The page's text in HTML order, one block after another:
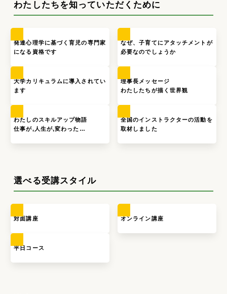
わたしたちを知っていただくために
発達心理学に基づく育児の専門家
になる資格です
なぜ、子育てにアタッチメントが
必要なのでしょうか
大学カリキュラムに導入されてい
ます
理事長メッセージ
わたしたちが描く世界観
わたしのスキルアップ物語
仕事が,人生が,変わった…
全国のインストラクターの活動を
取材しました
選べる受講スタイル
対面講座 オンライン講座
平日コース